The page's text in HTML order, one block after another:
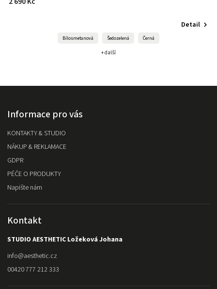
Detail
Bílosmetanová Šedozelená Černá
+ další
Informace pro vás
KONTAKTY & STUDIO
NÁKUP & REKLAMACE
GDPR
PÉČE O PRODUKTY
Napište nám
Kontakt
STUDIO AESTHETIC Ložeková Johana
info@aesthetic.cz
00420 777 212 333